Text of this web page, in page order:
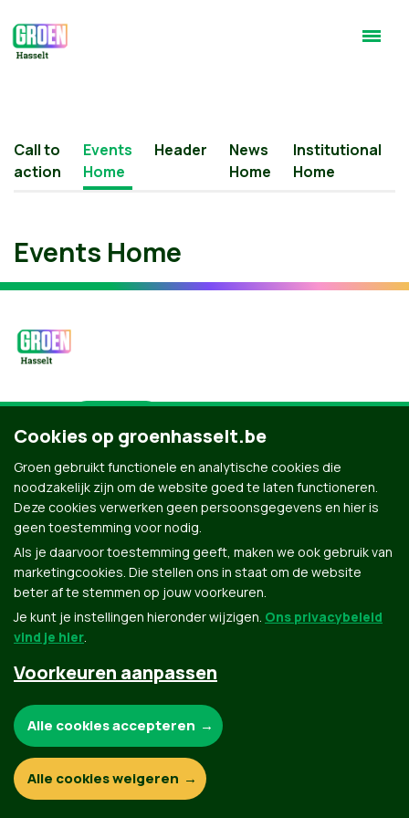
Call to
action
Events
Home
Header
News
Home
Institutional
Home
Events Home
© Copyright Groen 2026 | Gemaakt metNationBuilder
Contact Privacybeleid
Cookies op groenhasselt.be
Groen gebruikt functionele en analytische cookies die
noodzakelijk zijn om de website goed te laten functioneren.
Deze cookies verwerken geen persoonsgegevens en hier is
geen toestemming voor nodig.
Als je daarvoor toestemming geeft, maken we ook gebruik van
marketingcookies. Die stellen ons in staat om de website
beter af te stemmen op jouw voorkeuren.
Je kunt je instellingen hieronder wijzigen. Ons privacybeleid
vind je hier.
Voorkeuren aanpassen
Functionele en analytische cookies:
Alle cookies accepteren
Alle cookies weigeren